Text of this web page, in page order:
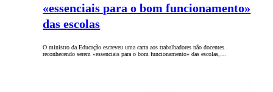
«essenciais para o bom funcionamento»
das escolas
O ministro da Educação escreveu uma carta aos trabalhadores não docentes
reconhecendo serem «essenciais para o bom funcionamento» das escolas,…